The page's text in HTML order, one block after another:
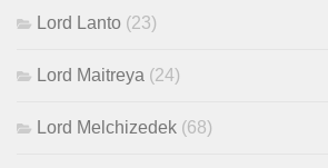
Lord Lanto (23)
Lord Maitreya (24)
Lord Melchizedek (68)